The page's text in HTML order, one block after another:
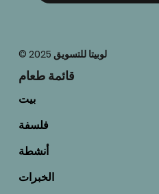
قائمة طعام
بيت
فلسفة
أنشطة
الخبرات
© 2025 لوبيتا للتسويق